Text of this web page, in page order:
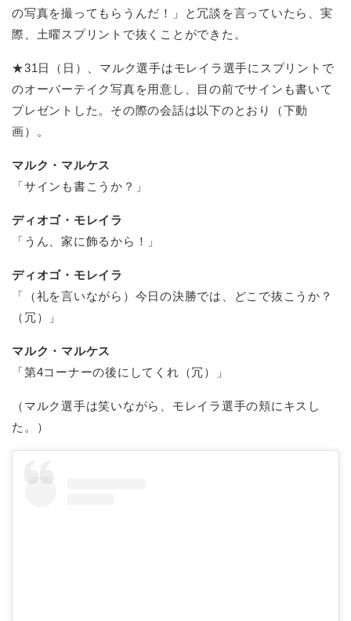
の写真を撮ってもらうんだ！」と冗談を言っていたら、実
際、土曜スプリントで抜くことができた。
★31日（日）、マルク選手はモレイラ選手にスプリントで
のオーバーテイク写真を用意し、目の前でサインも書いて
プレゼントした。その際の会話は以下のとおり（下動
画）。
マルク・マルケス
「サインも書こうか？」
ディオゴ・モレイラ
「うん、家に飾るから！」
ディオゴ・モレイラ
「（礼を言いながら）今日の決勝では、どこで抜こうか？
（冗）」
マルク・マルケス
「第4コーナーの後にしてくれ（冗）」
（マルク選手は笑いながら、モレイラ選手の頬にキスし
た。）